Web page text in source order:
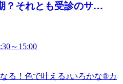
？それとも受診のサ…
～15:00